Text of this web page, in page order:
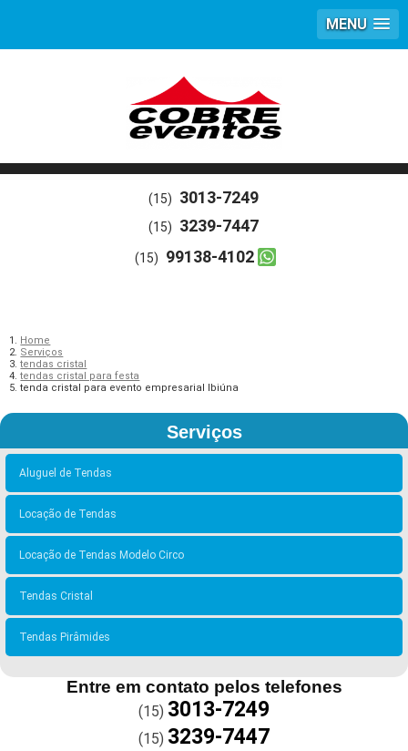
MENU
(15) 3013-7249
(15) 3239-7447
(15) 99138-4102
Home
Serviços
tendas cristal
tendas cristal para festa
tenda cristal para evento empresarial Ibiúna
Serviços
Aluguel de Tendas
Locação de Tendas
Locação de Tendas Modelo Circo
Tendas Cristal
Tendas Pirâmides
Entre em contato pelos telefones
(15) 3013-7249
(15) 3239-7447